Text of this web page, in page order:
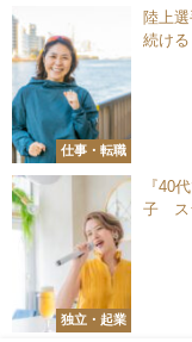
仕事・転職
陸上
続ける
独立・起業
『40
子 ス